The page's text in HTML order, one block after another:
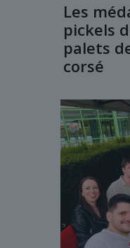
Les
pickels
palets
corsé